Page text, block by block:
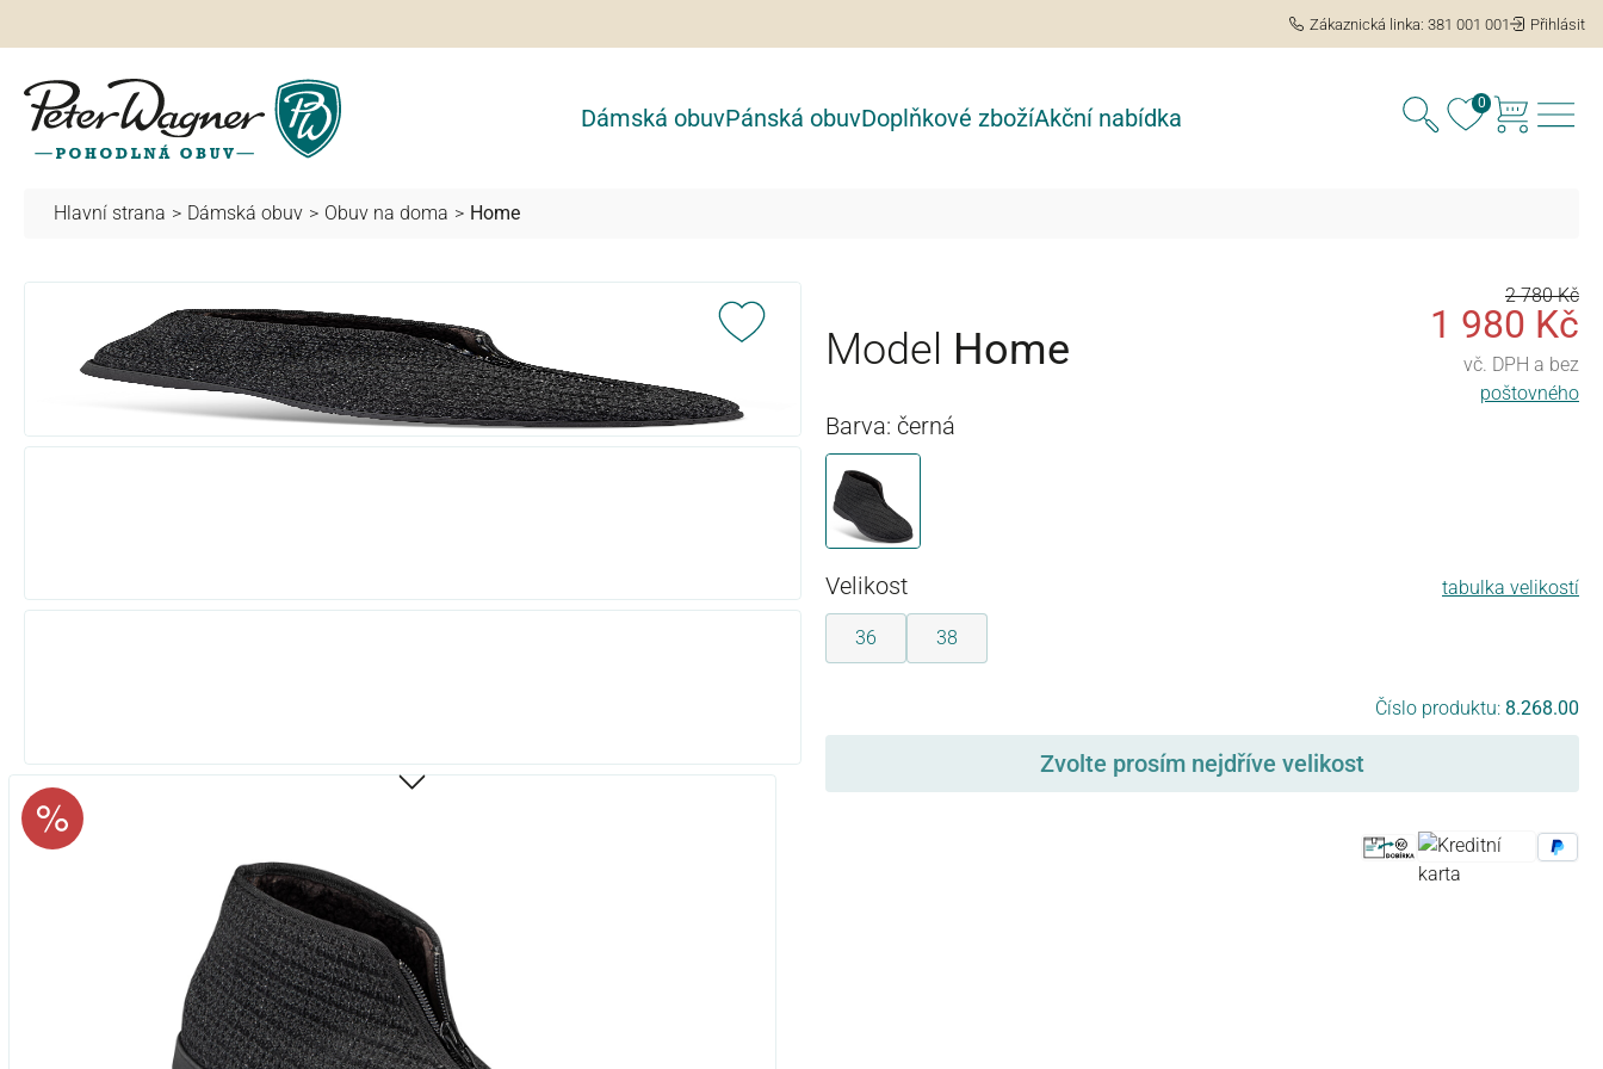
Zákaznická linka: 381 001 001 Přihlásit
Dámská obuvPánská obuvDoplňkové zbožíAkční nabídka
0
Hlavní strana > Dámská obuv > Obuv na doma > Home
Model Home 1 980 Kč
2 780 Kč
vč. DPH a bez
poštovného
Barva: černá
černá
Vyberte
Velikost tabulka velikostí
36 38
Číslo produktu: 8.268.00
Zvolte prosím nejdříve velikost